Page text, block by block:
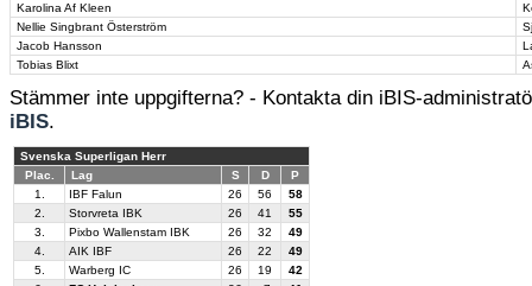
Karolina Af Kleen
Nellie Singbrant Österström
Jacob Hansson
Tobias Blixt
Stämmer inte uppgifterna? - Kontakta din iBIS-
iBIS.
Svenska Superligan Herr
Plac.
Lag S D P
1. IBF Falun 26 56
58
2.
Storvreta IBK 26 41
55
3.
Pixbo Wallenstam IBK 26 32
49
4.
AIK IBF 26 22
49
5.
Warberg IC 26 19
42